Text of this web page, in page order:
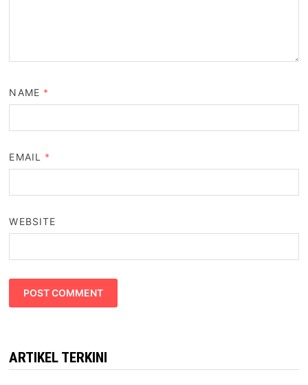
NAME *
EMAIL *
WEBSITE
ARTIKEL TERKINI